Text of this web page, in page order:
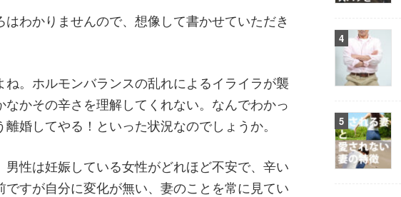
わかりませんので、想像して書かせていただき
。ホルモンバランスの乱れによるイライラが襲
かその辛さを理解してくれない。なんでわかっ
婚してやる！といった状況なのでしょうか。
性は妊娠している女性がどれほど不安で、辛い
すが自分に変化が無い、妻のことを常に見てい